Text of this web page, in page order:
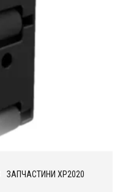
ЗАПЧАСТИНИ XP2020